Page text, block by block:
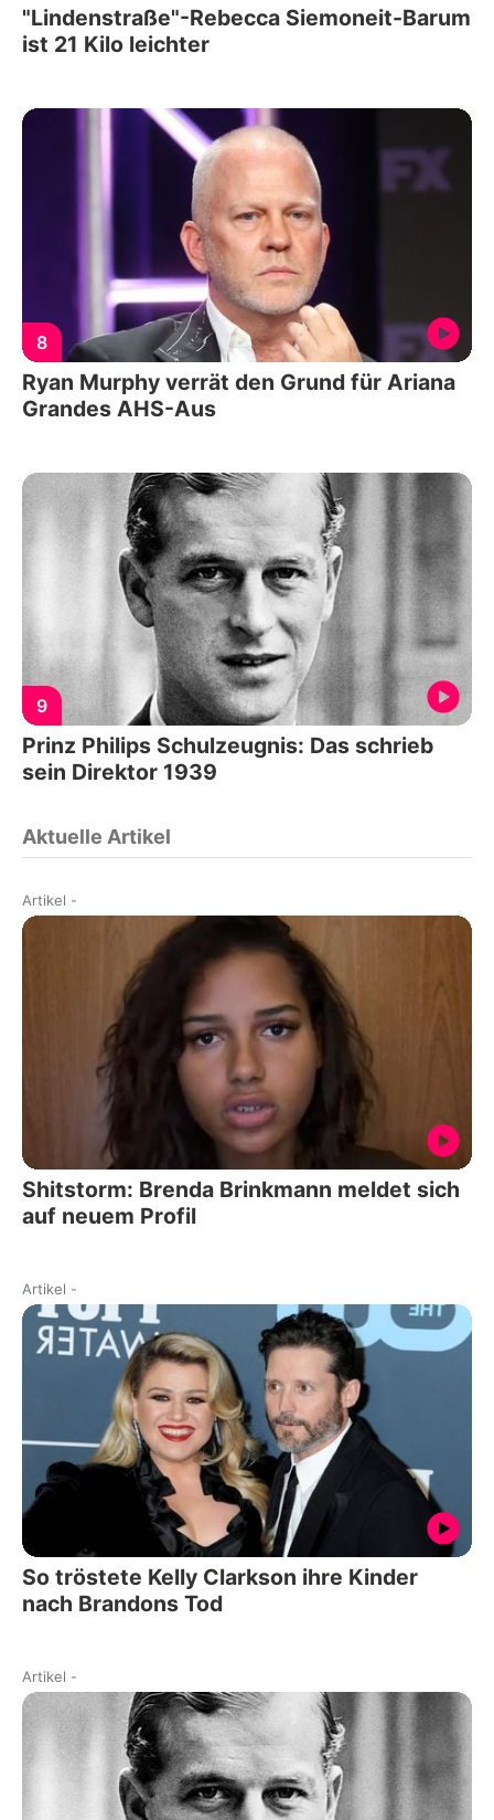
"Lindenstraße"-Rebecca Siemoneit-Barum
ist 21 Kilo leichter
8
Ryan Murphy verrät den Grund für Ariana
Grandes AHS-Aus
9
Prinz Philips Schulzeugnis: Das schrieb
sein Direktor 1939
Aktuelle Artikel
Artikel -
Shitstorm: Brenda Brinkmann meldet sich
auf neuem Profil
Artikel -
So tröstete Kelly Clarkson ihre Kinder
nach Brandons Tod
Artikel -